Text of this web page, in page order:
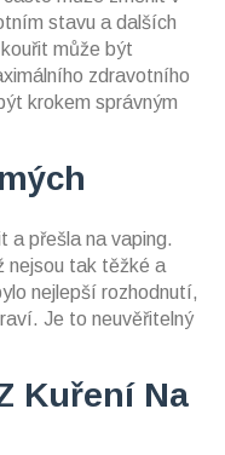
stavu a dalších
může být
zdravotního
krokem správným
a přešla na vaping.
nejsou tak těžké a
nejlepší rozhodnutí,
Je to neuvěřitelný
Kuření Na